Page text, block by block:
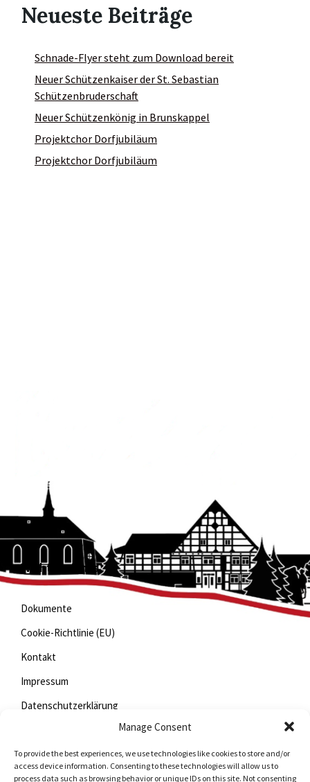
Manage Consent
To provide the best experiences, we use technologies like cookies to store and/or
access device information. Consenting to these technologies will allow us to
process data such as browsing behavior or unique IDs on this site. Not consenting
Neueste Beiträge
Schnade-Flyer steht zum Download bereit
Neuer Schützenkaiser der St. Sebastian
Schützenbruderschaft
Neuer Schützenkönig in Brunskappel
Projektchor Dorfjubiläum
Projektchor Dorfjubiläum
Wichtige Links
Dokumente
Cookie-Richtlinie (EU)
Kontakt
Impressum
Datenschutzerklärung
Jetzt mitfunken!